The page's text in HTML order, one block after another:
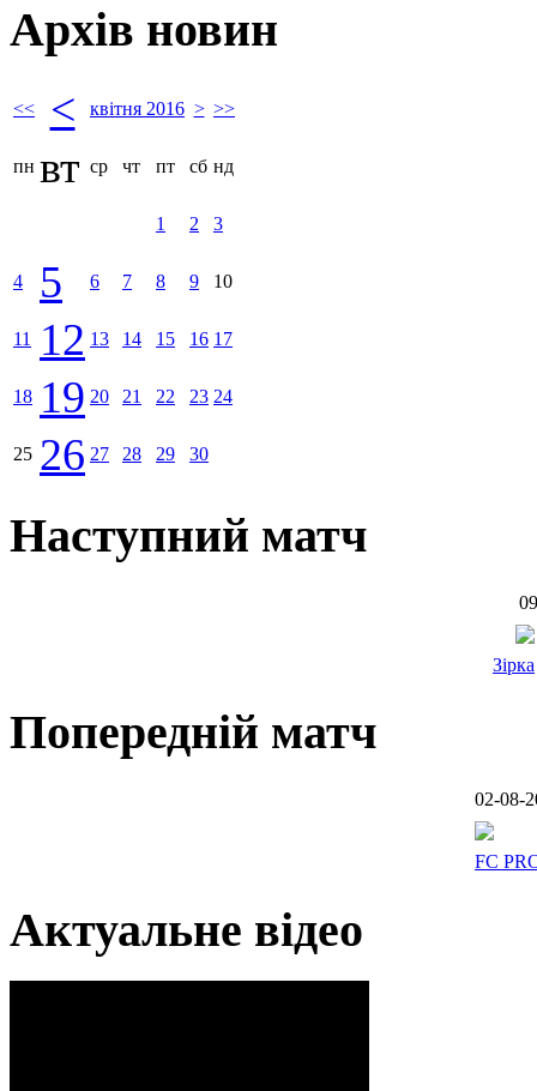
Архів новин
<< < квітня 2016 > >>
пн вт ср чт пт сб нд
1 2 3
4 5 6 7 8 9 10
11 12 13 14 15 16 17
18 19 20 21 22 23 24
25 26 27 28 29 30
Наступний матч
Зірка
Попередній матч
02-08-
FC
Актуальне відео